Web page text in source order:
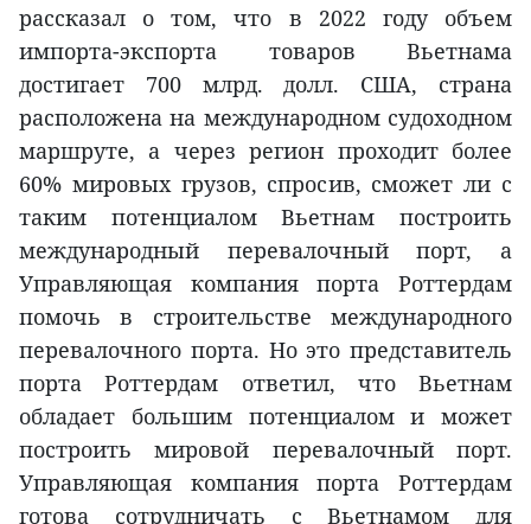
рассказал о том, что в 2022 году объем
импорта-экспорта товаров Вьетнама
достигает 700 млрд. долл. США, страна
расположена на международном судоходном
маршруте, а через регион проходит более
60% мировых грузов, спросив, сможет ли с
таким потенциалом Вьетнам построить
международный перевалочный порт, а
Управляющая компания порта Роттердам
помочь в строительстве международного
перевалочного порта. Но это представитель
порта Роттердам ответил, что Вьетнам
обладает большим потенциалом и может
построить мировой перевалочный порт.
Управляющая компания порта Роттердам
готова сотрудничать с Вьетнамом для